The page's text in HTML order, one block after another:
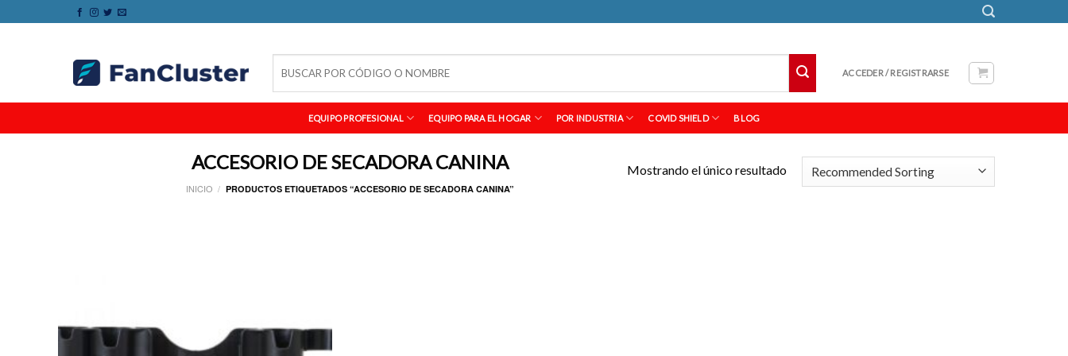
por:
ACCEDER / REGISTRARSE
EQUIPO PROFESIONAL EQUIPO PARA EL HOGAR POR INDUSTRIA COVID SHIELD BLOG
ACCESORIO DE SECADORA CANINA
INICIO / PRODUCTOS ETIQUETADOS “ACCESORIO DE SECADORA CANINA”
Mostrando el único resultado